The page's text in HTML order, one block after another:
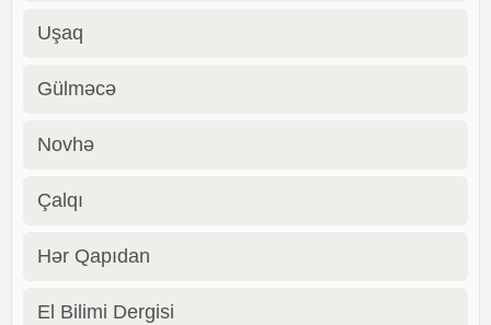
Uşaq
Gülməcə
Novhə
Çalqı
Hər Qapıdan
El Bilimi Dergisi